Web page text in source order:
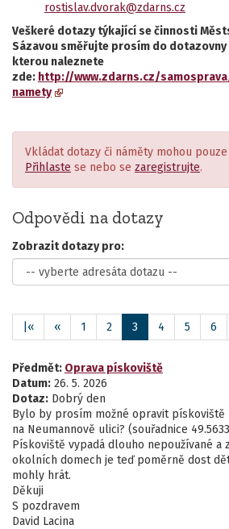
rostislav.dvorak@zdarns.cz
Veškeré dotazy týkající se činnosti
Sázavou směřujte prosím do
kterou naleznete
zde: http://www.zdarns.cz/
namety
Vkládat dotazy či náměty mohou
Přihlaste se nebo se zaregistrujte.
Odpovědi na dotazy
Zobrazit dotazy pro:
|« « 1 2 3 4 5 6
Předmět: Oprava pískoviště
Datum: 26. 5. 2026
Dotaz: Dobrý den
Bylo by prosím možné opravit pískoviště
na Neumannově ulici? (souřadnice
Pískoviště vypadá dlouho nepoužívané a
okolních domech je teď poměrně dost
mohly hrát.
Děkuji
S pozdravem
David Lacina